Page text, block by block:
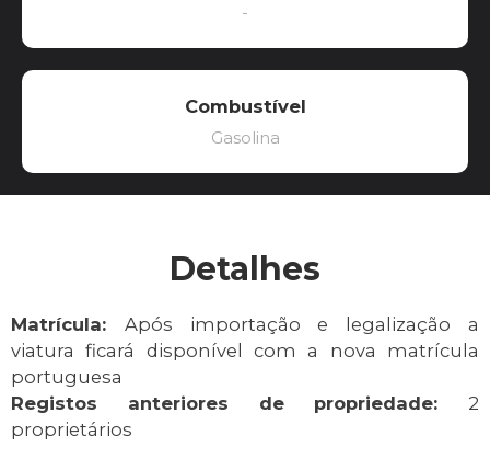
-
Combustível
Gasolina
Detalhes
Matrícula: Após importação e legalização a
viatura ficará disponível com a nova matrícula
portuguesa
Registos anteriores de propriedade: 2
proprietários